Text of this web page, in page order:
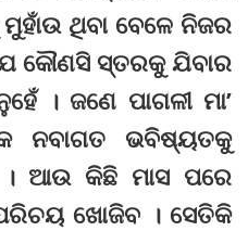
ଥିବା ବେଳେ ନିଜର
କୌଣସି ସ୍ତରକୁ ଯିବାର
। ଜଣେ ପାଗଳୀ ମା’
ନବାଗତ ଭବିଷ୍ୟତକୁ
ଆଉ କିଛି ମାସ ପରେ
ଖୋଜିବ । ସେତିକି